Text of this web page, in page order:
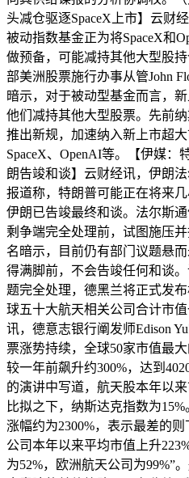
头减仓驱逐SpaceX上市】云财
被动指数基金正为将SpaceX和
做预备，可能减持其他大型股
部美洲股票施行办事从管John
暗示，对于被动型基金而言，
他们减持其他大型股票。先前
推出新规，加速纳入新上市超
SpaceX、OpenAI等。【伊媒：
朗告竣和谈】云财经讯，伊朗
报道称，特朗普可能正在将来
伊朗已告竣最终和谈。法尔斯
剩争端完全处理前，试图施压
名暗示，目前仍有部门议题悬
得满脚前，不会告竣任何和谈
题完全处理，德黑兰将正式发
球五十大航天相关公司合计市
讯，德意志银行阐发师Edison
票涨势持续，全球50家市值最
较一年前飙升约300%，达到
的演讲中写道，航天股本年以来
比拟之下，纳斯达克指数为
涨幅约为2300%，表示最差的
公司本年以来平均市值上升
为52%，欧洲航天公司为99%”